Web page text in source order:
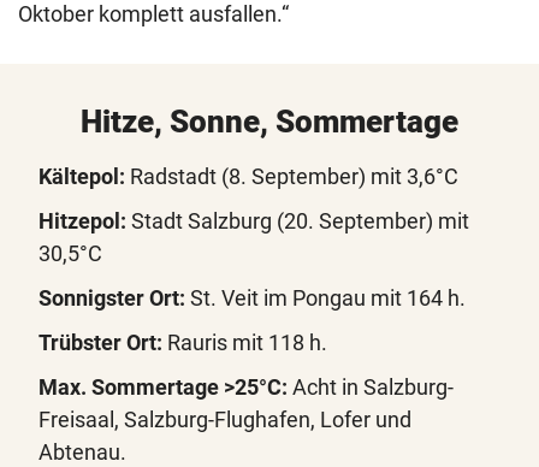
Oktober komplett ausfallen.“
Hitze, Sonne, Sommertage
Kältepol: Radstadt (8. September) mit 3,6°C
Hitzepol: Stadt Salzburg (20. September) mit
30,5°C
Sonnigster Ort: St. Veit im Pongau mit 164 h.
Trübster Ort: Rauris mit 118 h.
Max. Sommertage >25°C: Acht in Salzburg-
Freisaal, Salzburg-Flughafen, Lofer und
Abtenau.